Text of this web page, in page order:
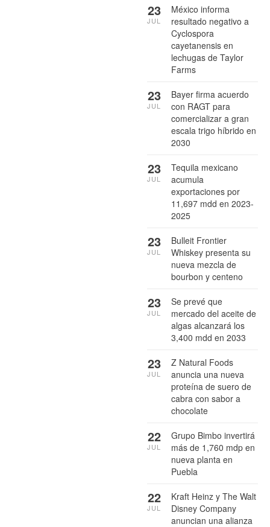
México informa
resultado negativo a
Cyclospora
cayetanensis en
lechugas de Taylor
Farms
23
JUL
Bayer firma acuerdo
con RAGT para
comercializar a gran
escala trigo híbrido en
2030
23
JUL
Tequila mexicano
acumula
exportaciones por
11,697 mdd en 2023-
2025
23
JUL
Bulleit Frontier
Whiskey presenta su
nueva mezcla de
bourbon y centeno
23
JUL
Se prevé que
mercado del aceite de
algas alcanzará los
3,400 mdd en 2033
23
JUL
Z Natural Foods
anuncia una nueva
proteína de suero de
cabra con sabor a
chocolate
23
JUL
Grupo Bimbo invertirá
más de 1,760 mdp en
nueva planta en
Puebla
22
JUL
Kraft Heinz y The Walt
Disney Company
anuncian una alianza
22
JUL